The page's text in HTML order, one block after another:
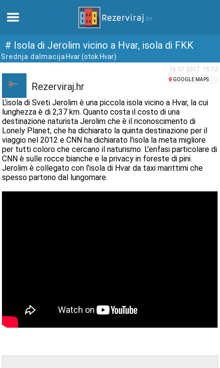
Casa
Appartamenti
Informazioni turistiche
Spiagge
webcams
Incontra Croazia
# Isola di Jerolim vicino a Hvar, isola di FKK
Srednja dalmacija Hvar (otok Hvar)
16.07.2017. 15:12
Rezerviraj.hr
GOOGLE MAPS
L'isola di Sveti Jerolim è una piccola isola vicino a Hvar, la cui
lunghezza è di 2,37 km. Quanto costa il costo di una
destinazione naturista Jerolim che è il riconoscimento di
Lonely Planet, che ha dichiarato la quinta destinazione per il
viaggio nel 2012 e CNN ha dichiarato l'isola la meta migliore
per tutti coloro che cercano il naturismo. L'enfasi particolare di
CNN è sulle rocce bianche e la privacy in foreste di pini.
Jerolim è collegato con l'isola di Hvar da taxi marittimi che
spesso partono dal lungomare.